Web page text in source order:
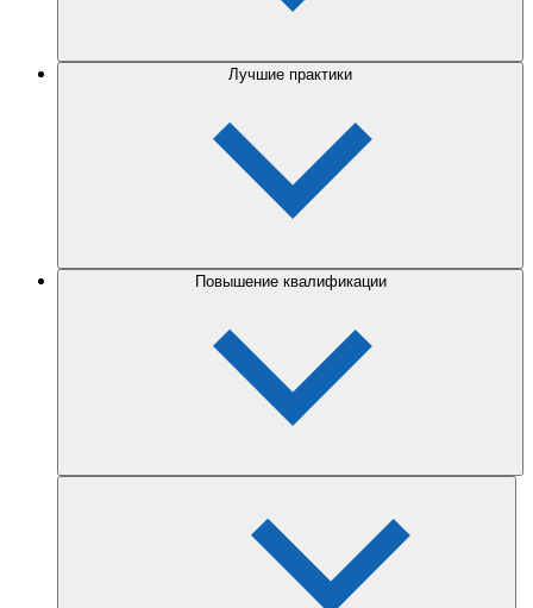
Лучшие практики
Повышение квалификации